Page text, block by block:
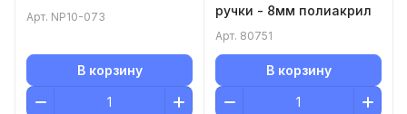
Арт. NP10-073
В корзину
ручки - 8мм полиакрил
Арт. 80751
В корзину